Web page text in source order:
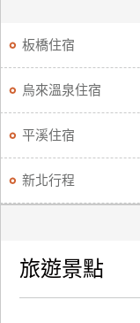
板橋住宿
烏來溫泉住宿
平溪住宿
新北行程
旅遊景點